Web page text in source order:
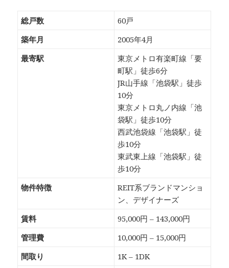
総戸数
60戸
築年月
2005年4月
最寄駅
東京メトロ有楽町線「要
町駅」徒歩6分
JR山手線「池袋駅」徒歩
10分
東京メトロ丸ノ内線「池
袋駅」徒歩10分
西武池袋線「池袋駅」徒
歩10分
東武東上線「池袋駅」徒
歩10分
物件特徴
REIT系ブランドマンショ
ン、デザイナーズ
賃料
95,000円 – 143,000円
管理費
10,000円 – 15,000円
間取り
1K – 1DK